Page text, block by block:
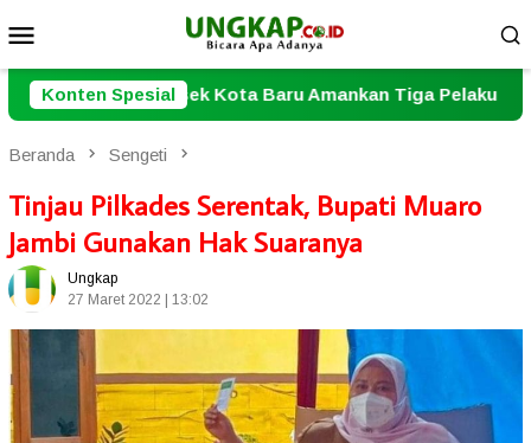
ke
kontenMobile
Konten Spesial
Baru Amankan Tiga Pelaku Residivis Pencurian Sepeda
Beranda Sengeti
Tinjau Pilkades Serentak, Bupati Muaro
Jambi Gunakan Hak Suaranya
Ungkap
27 Maret 2022 | 13:02